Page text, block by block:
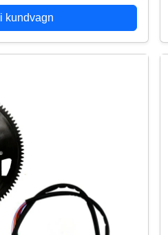
kundvagn